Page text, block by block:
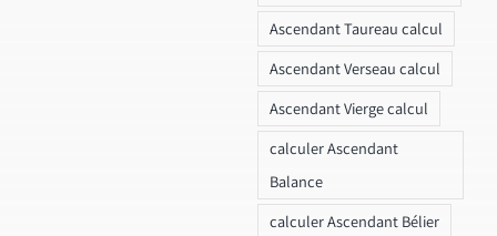
Ascendant Taureau calcul
Ascendant Verseau calcul
Ascendant Vierge calcul
calculer Ascendant
Balance
calculer Ascendant Bélier